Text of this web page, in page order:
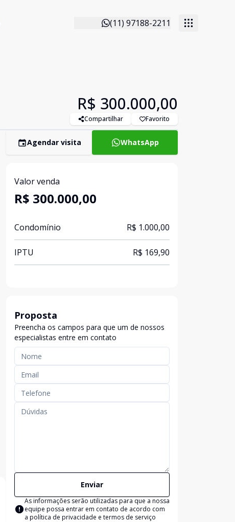
(11) 97188-2211
R$ 300.000,00
Compartilhar Favorito
Agendar visita WhatsApp
Valor venda
R$ 300.000,00
Condomínio R$ 1.000,00
IPTU R$ 169,90
Proposta
Preencha os campos para que um de nossos
especialistas entre em contato
Enviar
As informações serão utilizadas para que a nossa
equipe possa entrar em contato de acordo com
a política de privacidade e termos de serviço